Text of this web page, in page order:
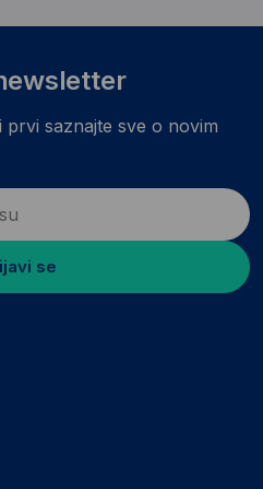
prvi saznajte sve o novim
se